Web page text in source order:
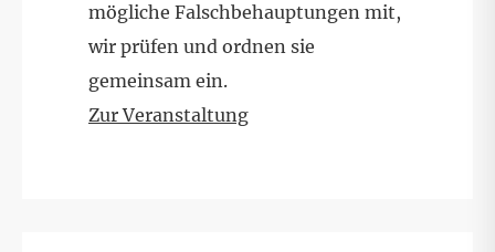
mögliche Falschbehauptungen mit,
wir prüfen und ordnen sie
gemeinsam ein.
Zur Veranstaltung